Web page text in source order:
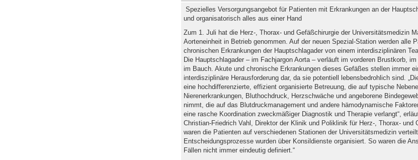
Spezielles Versorgungsangebot für Patienten mit Erkrankungen an der
und organisatorisch alles aus einer Hand
Zum 1. Juli hat die Herz-, Thorax- und Gefäßchirurgie der Universitätsmedizin
Aorteneinheit in Betrieb genommen. Auf der neuen Spezial-Station werden alle
chronischen Erkrankungen der Hauptschlagader von einem interdisziplinären
Die Hauptschlagader – im Fachjargon Aorta – verläuft im vorderen Brustkorb,
im Bauch. Akute und chronische Erkrankungen dieses Gefäßes stellen immer
interdisziplinäre Herausforderung dar, da sie potentiell lebensbedrohlich sind.
eine hochdifferenzierte, effizient organisierte Betreuung, die auf typische
Nierenerkrankungen, Bluthochdruck, Herzschwäche und angeborene
nimmt, die auf das Blutdruckmanagement und andere hämodynamische
eine rasche Koordination zweckmäßiger Diagnostik und Therapie verlangt“,
Christian-Friedrich Vahl, Direktor der Klinik und Poliklinik für Herz-, Thorax- und
waren die Patienten auf verschiedenen Stationen der Universitätsmedizin
Entscheidungsprozesse wurden über Konsildienste organisiert. So waren die
Fällen nicht immer eindeutig definiert.“